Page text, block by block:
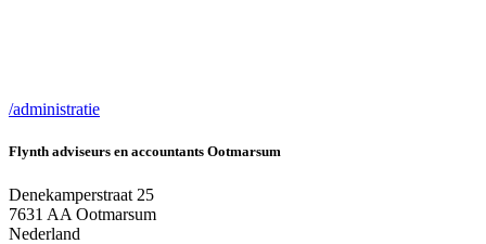
/administratie
Flynth adviseurs en accountants Ootmarsum
Denekamperstraat 25
7631 AA Ootmarsum
Nederland